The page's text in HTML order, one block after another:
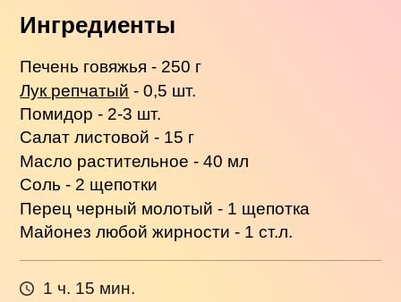
Ингредиенты
Печень говяжья - 250 г
Лук репчатый - 0,5 шт.
Помидор - 2-3 шт.
Салат листовой - 15 г
Масло растительное - 40 мл
Соль - 2 щепотки
Перец черный молотый - 1 щепотка
Майонез любой жирности - 1 ст.л.
1 ч. 15 мин.